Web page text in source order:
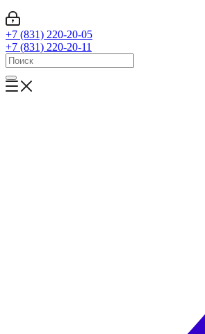
+7 (831) 220-20-05
+7 (831) 220-20-11